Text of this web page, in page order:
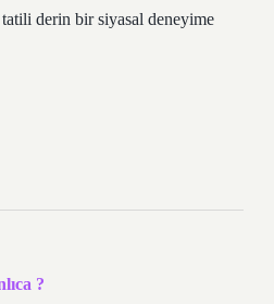
tatili derin bir siyasal deneyime
?